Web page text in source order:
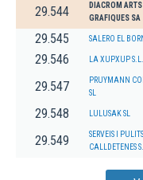
29.544
DIACROM ARTS
GRAFIQUES SA
29.545 SALERO EL
29.546 LA XUPXUP S.L.
29.547
PRUYMANN
SL
29.548 LULUSAK SL
29.549
SERVEIS I PULITS
CALLDETENES